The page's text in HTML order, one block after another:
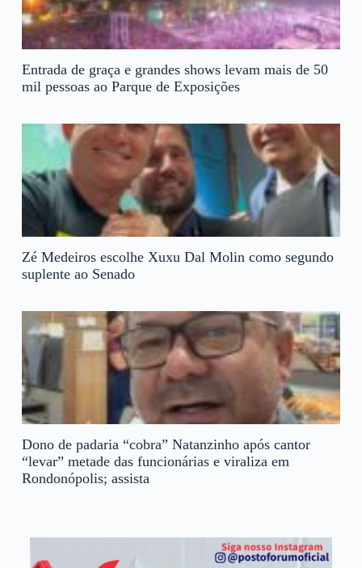
Entrada de graça e grandes shows levam mais de 50
mil pessoas ao Parque de Exposições
Zé Medeiros escolhe Xuxu Dal Molin como segundo
suplente ao Senado
Dono de padaria “cobra” Natanzinho após cantor
“levar” metade das funcionárias e viraliza em
Rondonópolis; assista